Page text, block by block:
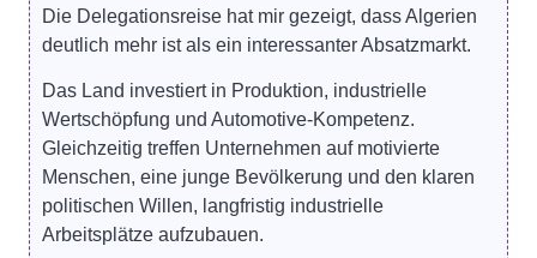
Die Delegationsreise hat mir gezeigt, dass Algerien
deutlich mehr ist als ein interessanter Absatzmarkt.
Das Land investiert in Produktion, industrielle
Wertschöpfung und Automotive-Kompetenz.
Gleichzeitig treffen Unternehmen auf motivierte
Menschen, eine junge Bevölkerung und den klaren
politischen Willen, langfristig industrielle
Arbeitsplätze aufzubauen.